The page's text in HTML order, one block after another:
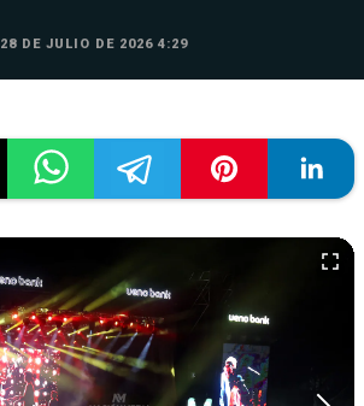
28 DE JULIO DE 2026 4:29